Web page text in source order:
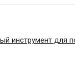
инструмент для